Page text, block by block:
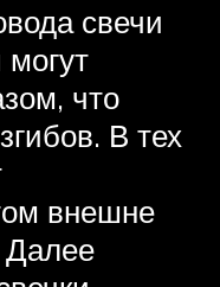
свечи
что
В тех
внешне
Далее